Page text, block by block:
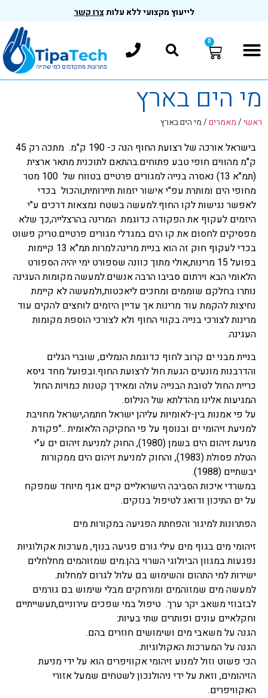
לייעוץ מקצועי ללא עלותצרו קשר
0
מי הים בארץ
ראשי/מאמרים/מי הים בארץ
בישראל אורכה של רצועת החוף הנה כ- 190 ק"מ. מתכה רק 45
ק"מ מהווים חופי טבע פתוחים.בהתאם לתוכנית מתאר ארצית
(תמ"א 13) נאסרה בנייה למגורים פרטיים בטווח של 100 מטר
מחופי הים ומותרת עפ"י אישור יזמות תיירותית,והכול בכדי
לאפשר נגישות לקו החוף.למעשה בשטח נמצאות דרכים ע"י
היזמים לעקוף את הפקודה כדוגמת המרינה בהרצלייה,כך שלא
מפסיקים לחסום את קו הים במגדלי מגורים פרטיים.טריק פשוט
בכדי לעקוף חוק זה הוא בניית מרינה.למרות תמ"א 13 קיימות
בפועל 15 מרינות,אולי מתוך כוונה שספורט ימי יהיה הספורט
הלאומי הבא וירתום סביבו הרבה אנשים.למעשה מקומות העגינה
נותרו בחלקם שוממים ומחכים ליאכטות,ולמעשה לא קיימת
נחיצות להקמת עוד מרינות אך עדיין היזמים לוחצים להקים עוד
מרינות לצורכי בנייה בקווי החוף ולא לצורכי הוספת מקומות
העגינה.
בניית מבני ים קרוב לחוף כדוגמת הנמלים, שוברי הגלים
והדרבנות מונעים הגעת חול לרצועת החוף.ובפועל מחד גיסא
כריית החול לטובת הבנייה עולה ומאידך קטנות כמויות החול
המגיעות אלינו מהדלתא של הנילוס.
על פי אמנות בין-לאומיות עליהן ישראל חתמה,ישראל מחויבת
למניעת זיהומי ים ובנוסף על פי החקיקה הלאומית .."פקודת
מניעת זיהום הים בשמן (1980), החוק למניעת זיהום ים ע"י
הטלת פסולת (1983), והחוק למניעת זיהום הים ממקורות
יבשתיים (1988).
במשרדי איכות הסביבה הישראליים קיים אגף מיוחד שמפקח
על ים התיכון ודואג לטיפול בנזקים.
הפתרונות למיגור והפחתת הפגיעה במקורות מים
זיהומי מים בגוף מים עילי גורם פגיעה בנוף, מערכות אקולוגיות
נפגעות במגוון הביולוגי השרוי בהן.מים שמזוהמים מחלחלים
ישירות למי התהום והשימוש בם עלול לגרום למחלות.
למעשה מים שמזוהמים ומורחקים מבלי שימוש בם גורמים
לבזבוזי משאב יקר ערך. טיפול במי שפכים עירוניים,תעשייתיים
וחקלאיים עונים ופותרים שתי בעיות:
הגנה על משאבי מים ושימושים חוזרים בהם.
הגנה על המערכות האקולוגיות.
הכי פשוט וזול למנוע זיהומי אקוויפרים הוא על ידי מניעת
הזיהומים, וזאת על ידי ניהולנכון לשטחים שמעל אזורי
האקוויפרים.